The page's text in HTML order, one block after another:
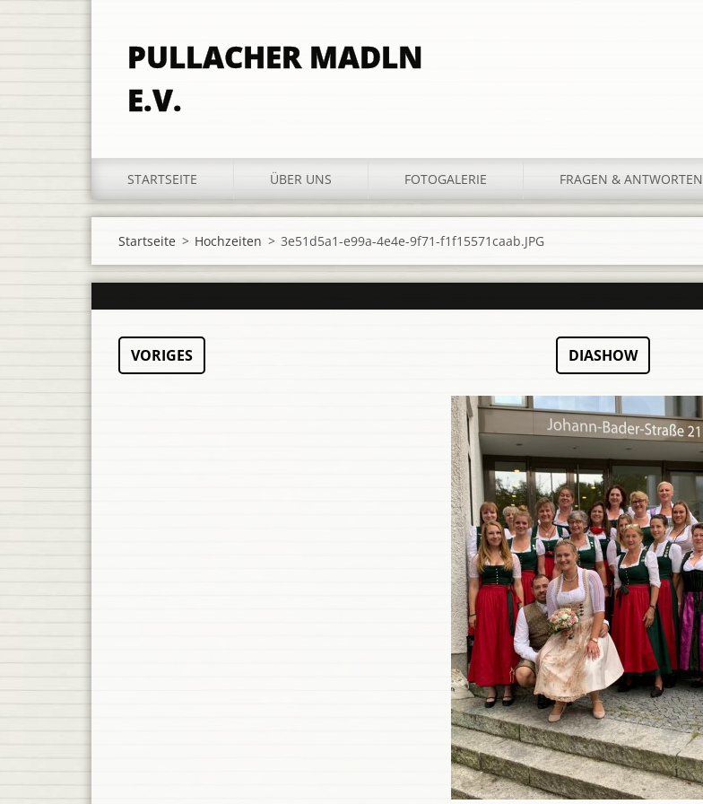
PULLACHER MADLN
E.V.
STARTSEITE ÜBER UNS FOTOGALERIE FRAGEN & ANTWORTEN
Startseite > Hochzeiten > 3e51d5a1-e99a-4e4e-9f71-f1f15571caab.JPG
VORIGES DIASHOW